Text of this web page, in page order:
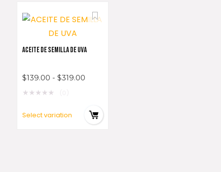
ACEITE DE SEMILLA DE UVA
$139.00 - $319.00
★★★★★
Select variation